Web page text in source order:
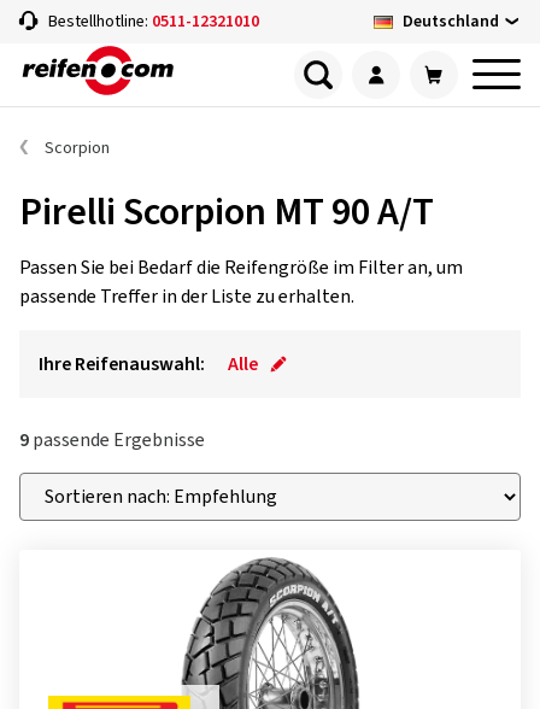
Bestellhotline: 0511-12321010 Deutschland
Scorpion
Pirelli Scorpion MT 90 A/T
Passen Sie bei Bedarf die Reifengröße im Filter an, um
passende Treffer in der Liste zu erhalten.
Ihre Reifenauswahl: Alle
9passende Ergebnisse